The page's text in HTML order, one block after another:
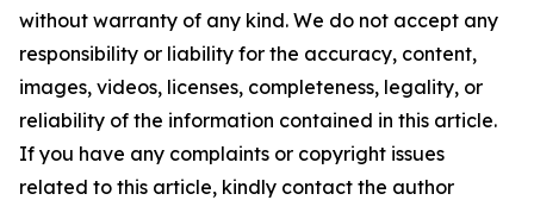
without warranty of any kind. We do not accept any
responsibility or liability for the accuracy, content,
images, videos, licenses, completeness, legality, or
reliability of the information contained in this article.
If you have any complaints or copyright issues
related to this article, kindly contact the author